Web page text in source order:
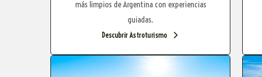
más limpios de Argentina con experiencias
guiadas.
Descubrir Astroturismo